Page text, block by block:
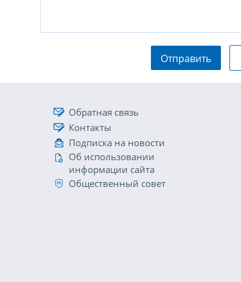
Отправить
Обратная связь
Контакты
Подписка на новости
Об использовании
информации сайта
Общественный совет